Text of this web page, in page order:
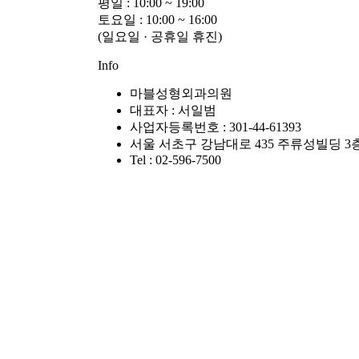
토요일 : 10:00 ~ 16:00
(일요일 · 공휴일 휴진)
Info
마블성형외과의원
대표자 : 서일범
사업자등록번호 : 301-44-61393
서울 서초구 강남대로 435 주류성빌딩 3
Tel : 02-596-7500